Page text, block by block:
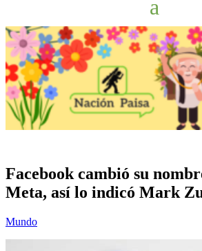
Facebook cambió su
Meta, así lo indicó Mark
Mundo